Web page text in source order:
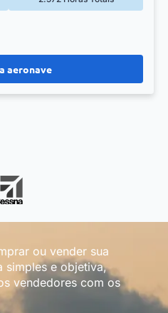
aeronave
ou vender sua
simples e objetiva,
vendedores com os